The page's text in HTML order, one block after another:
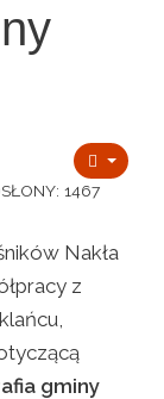
1467
Nakła
z
gminy